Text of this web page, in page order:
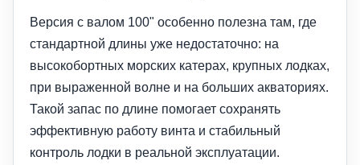
Версия с валом 100" особенно полезна там, где
стандартной длины уже недостаточно: на
высокобортных морских катерах, крупных лодках,
при выраженной волне и на больших акваториях.
Такой запас по длине помогает сохранять
эффективную работу винта и стабильный
контроль лодки в реальной эксплуатации.